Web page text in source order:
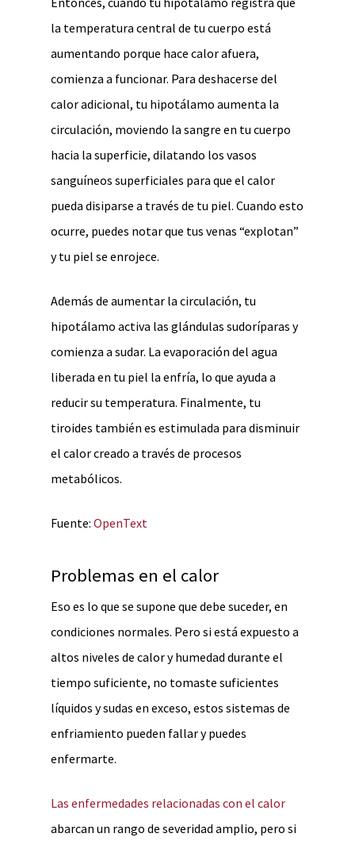
la temperatura central de tu cuerpo está
aumentando porque hace calor afuera,
comienza a funcionar. Para deshacerse del
calor adicional, tu hipotálamo aumenta la
circulación, moviendo la sangre en tu cuerpo
hacia la superficie, dilatando los vasos
sanguíneos superficiales para que el calor
pueda disiparse a través de tu piel. Cuando esto
ocurre, puedes notar que tus venas “explotan”
y tu piel se enrojece.
Además de aumentar la circulación, tu
hipotálamo activa las glándulas sudoríparas y
comienza a sudar. La evaporación del agua
liberada en tu piel la enfría, lo que ayuda a
reducir su temperatura. Finalmente, tu
tiroides también es estimulada para disminuir
el calor creado a través de procesos
metabólicos.
Fuente: OpenText
Problemas en el calor
Eso es lo que se supone que debe suceder, en
condiciones normales. Pero si está expuesto a
altos niveles de calor y humedad durante el
tiempo suficiente, no tomaste suficientes
líquidos y sudas en exceso, estos sistemas de
enfriamiento pueden fallar y puedes
enfermarte.
Las enfermedades relacionadas con el calor
abarcan un rango de severidad amplio, pero si